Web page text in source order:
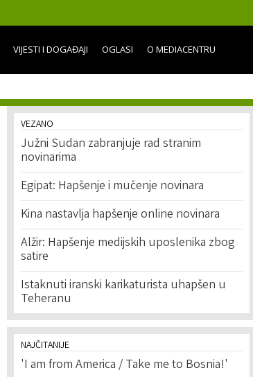
VIJESTI I DOGAĐAJI OGLASI O MEDIACENTRU
VEZANO
Južni Sudan zabranjuje rad stranim
novinarima
Egipat: Hapšenje i mučenje novinara
Kina nastavlja hapšenje online novinara
Alžir: Hapšenje medijskih uposlenika zbog
satire
Istaknuti iranski karikaturista uhapšen u
Teheranu
NAJČITANIJE
'I am from America / Take me to Bosnia!'